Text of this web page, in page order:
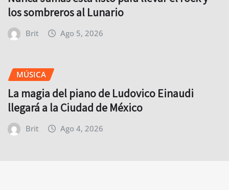
los sombreros al Lunario
Brit Ago 5, 2026
MÚSICA
La magia del piano de Ludovico Einaudi
llegará a la Ciudad de México
Brit Ago 4, 2026